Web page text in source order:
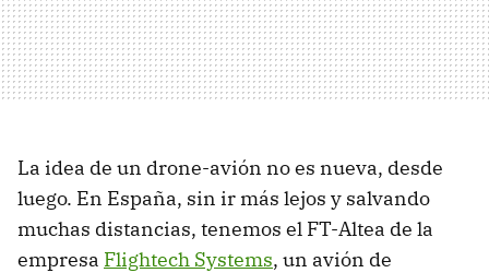
La idea de un drone-avión no es nueva, desde
luego. En España, sin ir más lejos y salvando
muchas distancias, tenemos el FT-Altea de la
empresa Flightech Systems, un avión de